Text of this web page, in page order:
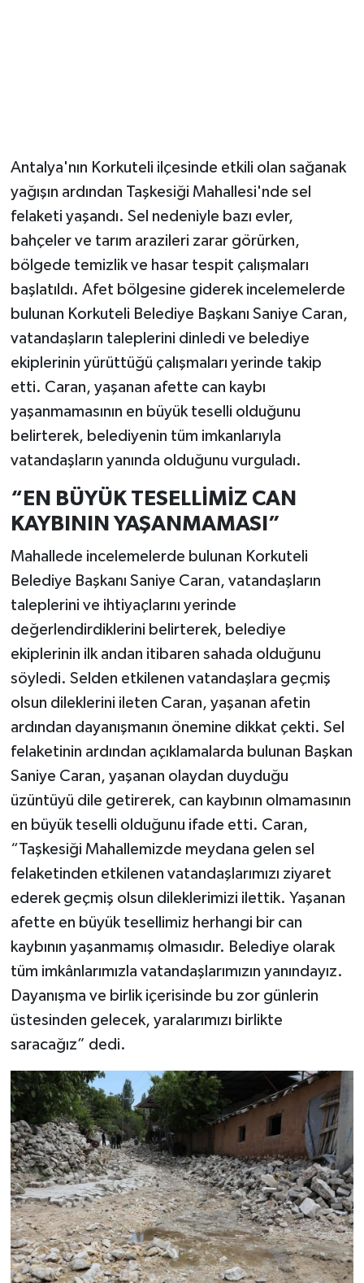
Antalya'nın Korkuteli ilçesinde etkili olan sağanak
yağışın ardından Taşkesiği Mahallesi'nde sel
felaketi yaşandı. Sel nedeniyle bazı evler,
bahçeler ve tarım arazileri zarar görürken,
bölgede temizlik ve hasar tespit çalışmaları
başlatıldı. Afet bölgesine giderek incelemelerde
bulunan Korkuteli Belediye Başkanı Saniye Caran,
vatandaşların taleplerini dinledi ve belediye
ekiplerinin yürüttüğü çalışmaları yerinde takip
etti. Caran, yaşanan afette can kaybı
yaşanmamasının en büyük teselli olduğunu
belirterek, belediyenin tüm imkanlarıyla
vatandaşların yanında olduğunu vurguladı.
“EN BÜYÜK TESELLİMİZ CAN
KAYBININ YAŞANMAMASI”
Mahallede incelemelerde bulunan Korkuteli
Belediye Başkanı Saniye Caran, vatandaşların
taleplerini ve ihtiyaçlarını yerinde
değerlendirdiklerini belirterek, belediye
ekiplerinin ilk andan itibaren sahada olduğunu
söyledi. Selden etkilenen vatandaşlara geçmiş
olsun dileklerini ileten Caran, yaşanan afetin
ardından dayanışmanın önemine dikkat çekti. Sel
felaketinin ardından açıklamalarda bulunan Başkan
Saniye Caran, yaşanan olaydan duyduğu
üzüntüyü dile getirerek, can kaybının olmamasının
en büyük teselli olduğunu ifade etti. Caran,
“Taşkesiği Mahallemizde meydana gelen sel
felaketinden etkilenen vatandaşlarımızı ziyaret
ederek geçmiş olsun dileklerimizi ilettik. Yaşanan
afette en büyük tesellimiz herhangi bir can
kaybının yaşanmamış olmasıdır. Belediye olarak
tüm imkânlarımızla vatandaşlarımızın yanındayız.
Dayanışma ve birlik içerisinde bu zor günlerin
üstesinden gelecek, yaralarımızı birlikte
saracağız” dedi.